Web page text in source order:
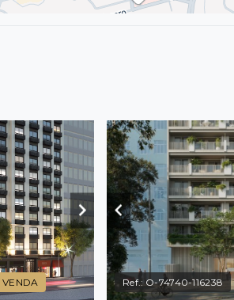
VENDA Ref.: O-74740-116238